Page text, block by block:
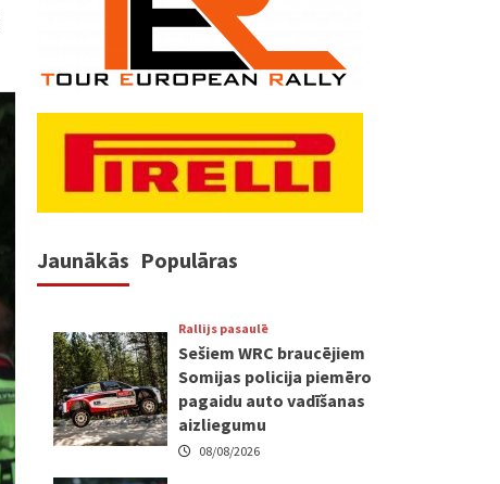
Jaunākās Populāras
Rallijs pasaulē
Sešiem WRC braucējiem
Somijas policija piemēro
pagaidu auto vadīšanas
aizliegumu
08/08/2026